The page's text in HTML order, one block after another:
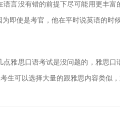
言没有错的前提下尽可能用更丰
为即使是考官，他在平时说英语的时
点雅思口语考试是没问题的，雅思
生可以选择大量的跟雅思内容类似